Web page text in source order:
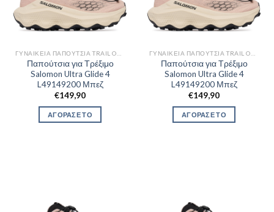
Παπούτσια για Τρέξιμο
Salomon Ultra Glide 4
L49149200 Μπεζ
€149,90
ΑΓΟΡΑΣΕ ΤΟ
Παπούτσια για Τρέξιμο
Salomon Ultra Glide 4
L49149200 Μπεζ
€149,90
ΑΓΟΡΑΣΕ ΤΟ